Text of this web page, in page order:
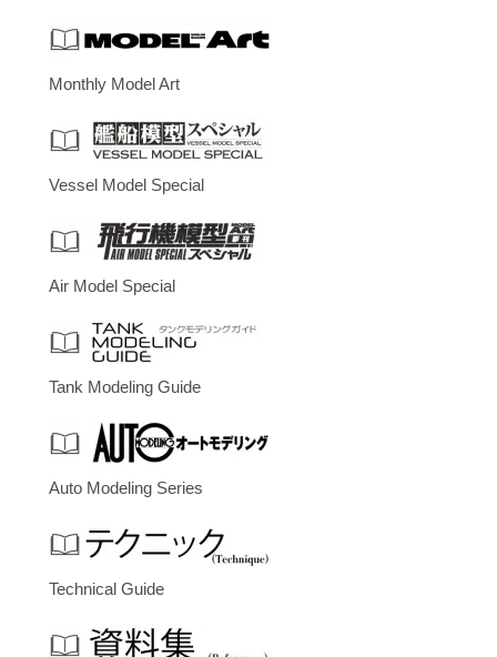
Monthly Model Art
Vessel Model Special
Air Model Special
Tank Modeling Guide
Auto Modeling Series
Technical Guide